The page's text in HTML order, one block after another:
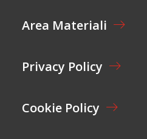
I
E
L
*
Area Materiali
Privacy Policy
Cookie Policy